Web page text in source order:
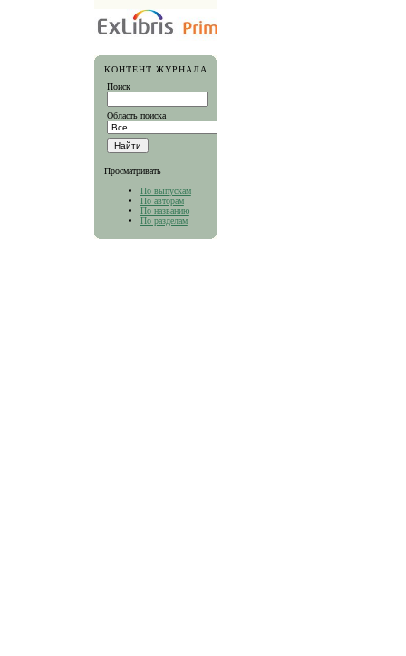
КОНТЕНТ ЖУРНАЛА
Поиск
Область поиска
Просматривать
По выпускам
По авторам
По названию
По разделам